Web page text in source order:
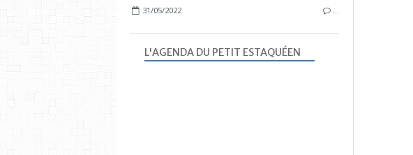
31/05/2022
L'AGENDA DU PETIT ESTAQUÉEN